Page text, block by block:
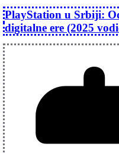
PlayStation u Srbiji:
digitalne ere (2025